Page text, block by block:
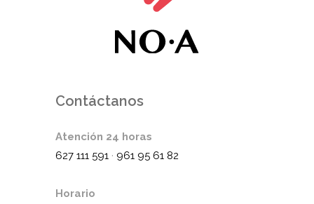
Contáctanos
Atención 24 horas
627 111 591 · 961 95 61 82
Horario